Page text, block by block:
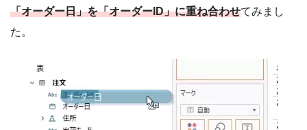
「オーダー日」を「オーダーID」に重ね合わせてみまし
た。